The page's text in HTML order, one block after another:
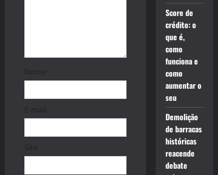
Nome
E-mail
Site
Score de
crédito: o
que é,
como
funciona e
como
aumentar o
seu
Demolição
de barracas
históricas
reacende
debate